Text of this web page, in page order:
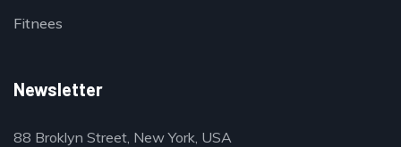
Fitnees
Newsletter
88 Broklyn Street, New York, USA